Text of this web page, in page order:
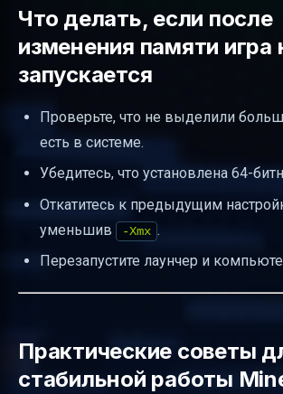
Что делать, если после
изменения памяти игра
запускается
Проверьте, что не выделили
есть в системе.
Убедитесь, что установлена 64-
Откатитесь к предыдущим
уменьшив
-Xmx .
Перезапустите лаунчер и
Практические советы
стабильной работы